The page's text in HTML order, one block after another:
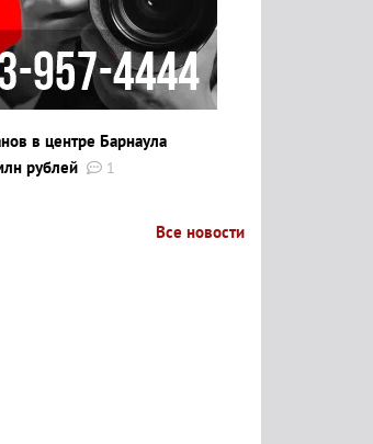
в центре Барнаула
рублей
1
Все новости